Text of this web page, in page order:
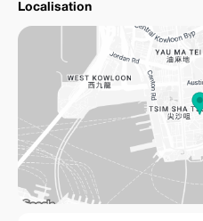
Localisation